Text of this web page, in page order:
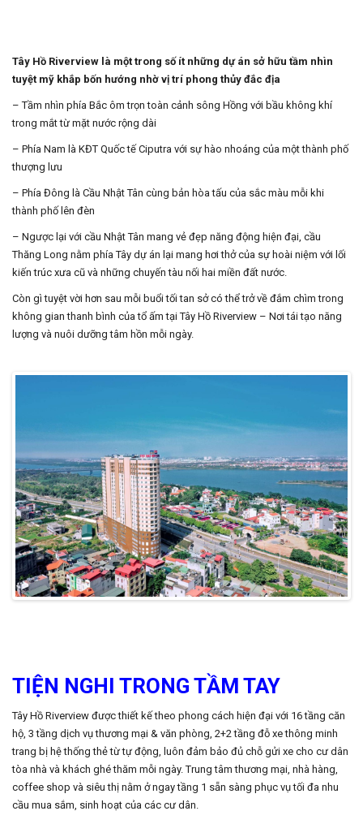
Tây Hồ Riverview là một trong số ít những dự án sở hữu tầm nhìn
tuyệt mỹ khắp bốn hướng nhờ vị trí phong thủy đắc địa
– Tầm nhìn phía Bắc ôm trọn toàn cảnh sông Hồng với bầu không khí
trong mắt từ mặt nước rộng dài
– Phía Nam là KĐT Quốc tế Ciputra với sự hào nhoáng của một thành phố
thượng lưu
– Phía Đông là Cầu Nhật Tân cùng bản hòa tấu của sắc màu mỗi khi
thành phố lên đèn
– Ngược lại với cầu Nhật Tân mang vẻ đẹp năng động hiện đại, cầu
Thăng Long nằm phía Tây dự án lại mang hơi thở của sự hoài niệm với lối
kiến trúc xưa cũ và những chuyến tàu nối hai miền đất nước.
Còn gì tuyệt vời hơn sau mỗi buổi tối tan sở có thể trở về đắm chìm trong
không gian thanh bình của tổ ấm tại Tây Hồ Riverview – Nơi tái tạo năng
lượng và nuôi dưỡng tâm hồn mỗi ngày.
TIỆN NGHI TRONG TẦM TAY
Tây Hồ Riverview được thiết kế theo phong cách hiện đại với 16 tầng căn
hộ, 3 tầng dịch vụ thương mại & văn phòng, 2+2 tầng đỗ xe thông minh
trang bị hệ thống thẻ từ tự động, luôn đảm bảo đủ chỗ gửi xe cho cư dân
tòa nhà và khách ghé thăm mỗi ngày. Trung tâm thương mại, nhà hàng,
coffee shop và siêu thị nằm ở ngay tầng 1 sẵn sàng phục vụ tối đa nhu
cầu mua sắm, sinh hoạt của các cư dân.